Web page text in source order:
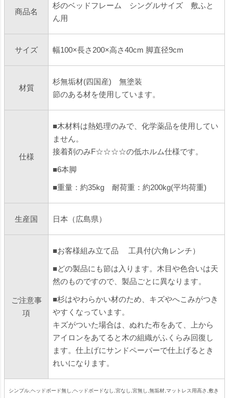
商品名
杉のベッドフレーム シングルサイズ 敷ふと
ん用
サイズ 幅100×長さ200×高さ40cm 脚直径9cm
材質
杉無垢材(四国産) 無塗装
節のある材を使用しています。
仕様
■木材料は熱処理のみで、化学薬品を使用してい
ません。
接着剤のみF☆☆☆☆の低ホルム仕様です。
■6本脚
■重量：約35kg 耐荷重：約200kg(平均荷重)
生産国 日本（広島県）
ご注意事
項
■お客様組み立て品 工具付(六角レンチ）
■どの製品にも節は入ります。木目や色合いは天
然のものですので、製品ごとに異なります。
■杉はやわらかい材のため、キズやへこみがつき
やすくなっています。
キズがついた場合は、ぬれた布をあて、上から
アイロンをあてると木の組織がふくらみ回復し
ます。仕上げにサンドペーパーで仕上げるとき
れいになります。
シンプル,ヘッドボード無し,ヘッドボードなし,宮なし,宮無し,無垢材,マットレス用高さ,敷き